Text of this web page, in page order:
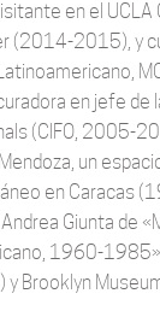
en el UCLA
(2014-2015), y
en jefe de
(CIFO, 2005-
un
en Caracas
Giunta de
1960-1985»
Brooklyn